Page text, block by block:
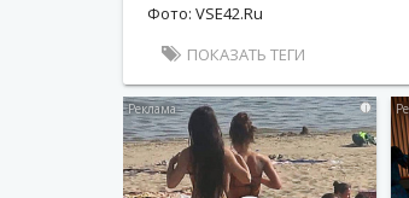
Фото: VSE42.Ru
ПОКАЗАТЬ ТЕГИ
i